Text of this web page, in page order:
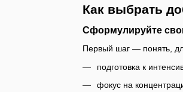
Как выбрать
Сформулируйте
Первый шаг — понять,
подготовка к
фокус на